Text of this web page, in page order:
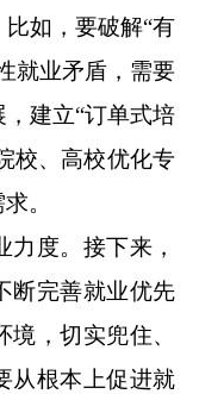
如，要破解“有
就业矛盾，需要
建立“订单式培
校、高校优化专
。
度。接下来，
断完善就业优先
，切实兜住、
从根本上促进就